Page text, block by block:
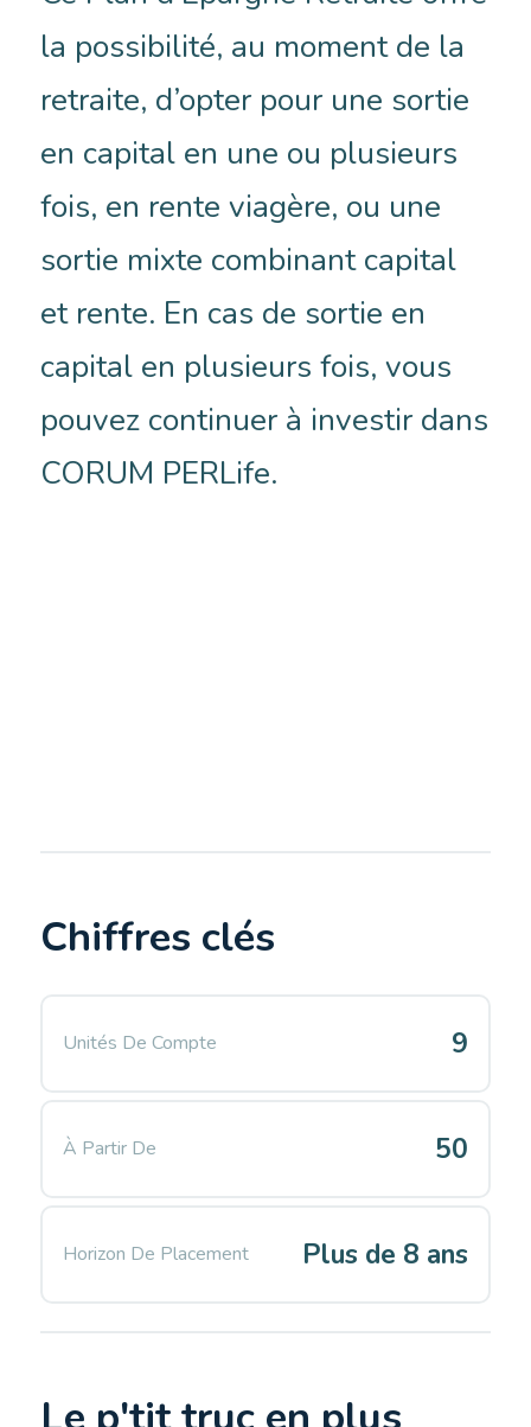
la possibilité, au moment de la
retraite, d’opter pour une sortie
en capital en une ou plusieurs
fois, en rente viagère, ou une
sortie mixte combinant capital
et rente. En cas de sortie en
capital en plusieurs fois, vous
pouvez continuer à investir dans
CORUM PERLife.
Chiffres clés
Unités De Compte 9
À Partir De 50
Horizon De Placement Plus de 8 ans